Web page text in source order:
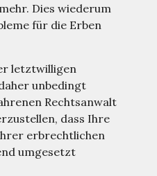
Dies wiederum
für die Erben
letztwilligen
unbedingt
Rechtsanwalt
dass Ihre
erbrechtlichen
umgesetzt